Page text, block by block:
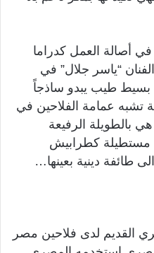
أصالة العمل كدراما
“ياسر جلال” في
طيب يبدو ساذجاً
تشبه عمامة الفلاحين في
بالطويلة الرفيعة
كطرابيش
طائفة دينية بعينها…
القديم لدى فلاحين مصر